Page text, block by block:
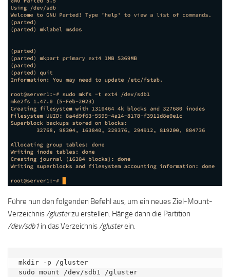
Führe nun den folgenden Befehl aus, um ein neues Ziel-Mount-
Verzeichnis/glusterzu erstellen. Hänge dann die Partition
/dev/sdb1 in das Verzeichnis/glusterein.
mkdir -p /gluster
sudo mount /dev/sdb1 /gluster